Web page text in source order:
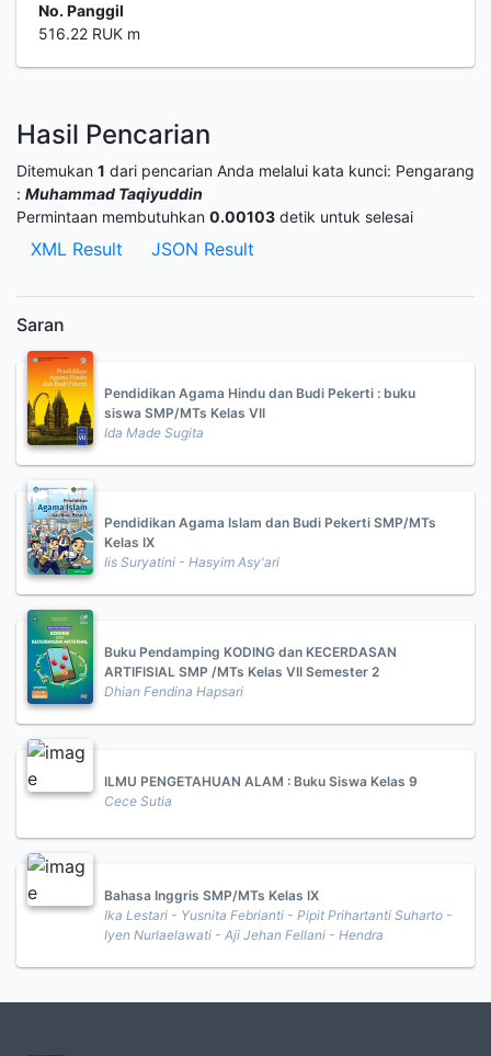
No. Panggil
516.22 RUK m
Hasil Pencarian
Ditemukan 1 dari pencarian Anda melalui kata kunci: Pengarang
: Muhammad Taqiyuddin
Permintaan membutuhkan 0.00103 detik untuk selesai
XML Result JSON Result
Saran
Pendidikan Agama Hindu dan Budi Pekerti : buku
siswa SMP/MTs Kelas VII
Ida Made Sugita
Pendidikan Agama Islam dan Budi Pekerti SMP/MTs
Kelas IX
Iis Suryatini - Hasyim Asy'ari
Buku Pendamping KODING dan KECERDASAN
ARTIFISIAL SMP /MTs Kelas VII Semester 2
Dhian Fendina Hapsari
ILMU PENGETAHUAN ALAM : Buku Siswa Kelas 9
Cece Sutia
Bahasa Inggris SMP/MTs Kelas IX
Ika Lestari - Yusnita Febrianti - Pipit Prihartanti Suharto -
Iyen Nurlaelawati - Aji Jehan Fellani - Hendra